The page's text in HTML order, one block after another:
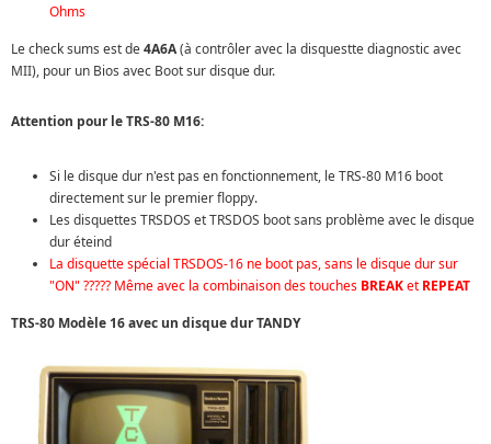
Ohms
Le check sums est de4A6A(à contrôler avec la disquestte diagnostic avec
MII), pour un Bios avec Boot sur disque dur.
Attention pour le TRS-80 M16:
Si le disque dur n'est pas en fonctionnement, le TRS-80 M16 boot
directement sur le premier floppy.
Les disquettes TRSDOS et TRSDOS boot sans problème avec le disque
dur éteind
La disquette spécial TRSDOS-16 ne boot pas, sans le disque dur sur
"ON" ????? Même avec la combinaison des touches BREAKet REPEAT
TRS-80 Modèle 16 avec un disque dur TANDY